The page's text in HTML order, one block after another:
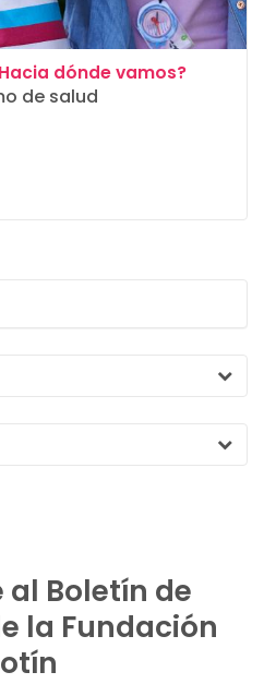
dónde vamos?:
de salud
al Boletín de
la Fundación